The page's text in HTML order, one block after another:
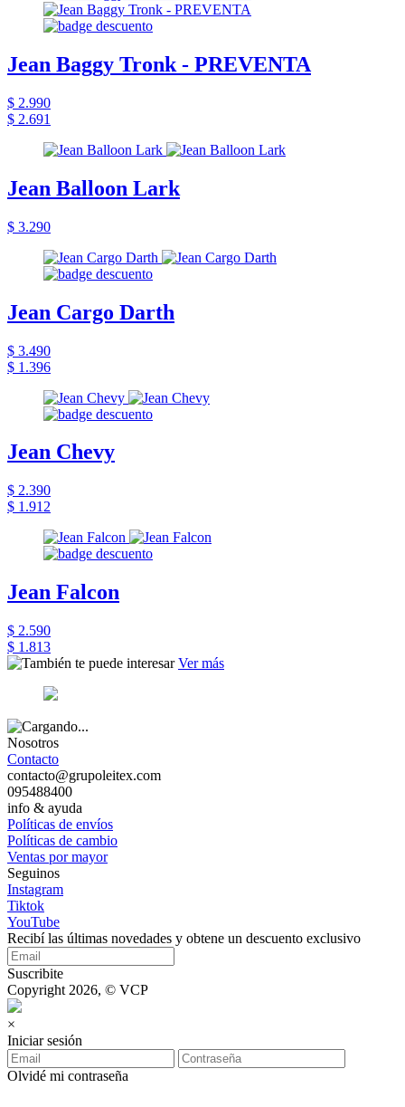
Jean Baggy Tronk - PREVENTA
$ 2.990
$ 2.691
Jean Balloon Lark
$ 3.290
Jean Cargo Darth
$ 3.490
$ 1.396
Jean Chevy
$ 2.390
$ 1.912
Jean Falcon
$ 2.590
$ 1.813
Ver más
Nosotros
Contacto
contacto@grupoleitex.com
095488400
info & ayuda
Políticas de envíos
Políticas de cambio
Ventas por mayor
Seguinos
Instagram
Tiktok
YouTube
Recibí las últimas novedades y obtene un descuento exclusivo
Suscribite
Copyright 2026, © VCP
×
Iniciar sesión
Olvidé mi contraseña